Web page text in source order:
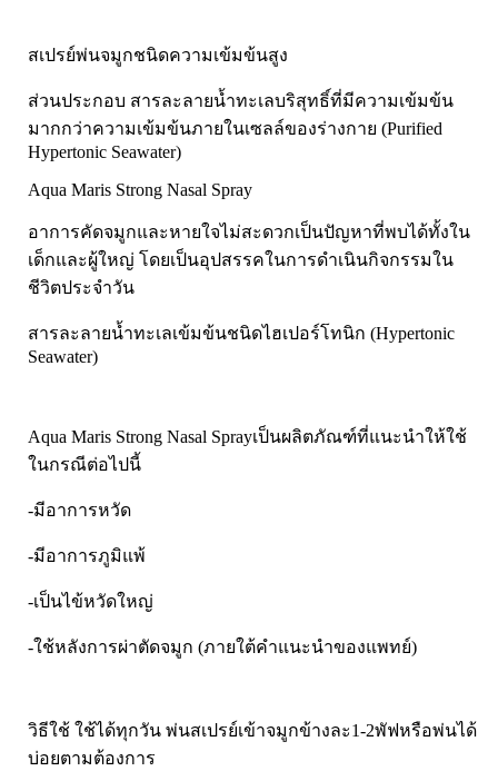
karmart
Galderma
Sebamed
ผลิตภัณฑ์ รพ.ยันฮี
แบรนด์ซูปไก่เม็ด
banner แบนเนอร์ โปรตีน
สเปรย์พ่นจมูกชนิดความเข้มข้นสูง
ส่วนประกอบ สารละลายน้ำทะเลบริสุทธิ์ที่มีความเข้มข้น
มากกว่าความเข้มข้นภายในเซลล์ของร่างกาย (Purified
Hypertonic Seawater)
Aqua Maris Strong Nasal Spray
อาการคัดจมูกและหายใจไม่สะดวกเป็นปัญหาที่พบได้ทั้งใน
เด็กและผู้ใหญ่ โดยเป็นอุปสรรคในการดำเนินกิจกรรมใน
ชีวิตประจำวัน
สารละลายน้ำทะเลเข้มข้นชนิดไฮเปอร์โทนิก (Hypertonic
Seawater)
Aqua Maris Strong Nasal Sprayเป็นผลิตภัณฑ์ที่แนะนำให้ใช้
ในกรณีต่อไปนี้
-มีอาการหวัด
-มีอาการภูมิแพ้
-เป็นไข้หวัดใหญ่
-ใช้หลังการผ่าตัดจมูก (ภายใต้คำแนะนำของแพทย์)
วิธีใช้ ใช้ได้ทุกวัน พ่นสเปรย์เข้าจมูกข้างละ1-2พัฟหรือพ่นได้
บ่อยตามต้องการ